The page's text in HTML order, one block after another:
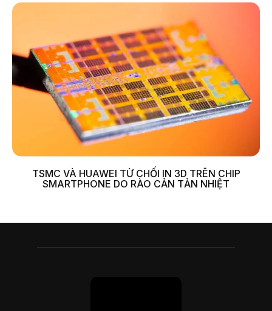
TSMC VÀ HUAWEI TỪ CHỐI IN 3D TRÊN CHIP
SMARTPHONE DO RÀO CẢN TẢN NHIỆT